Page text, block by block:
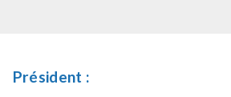
Président :